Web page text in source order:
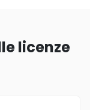
licenze